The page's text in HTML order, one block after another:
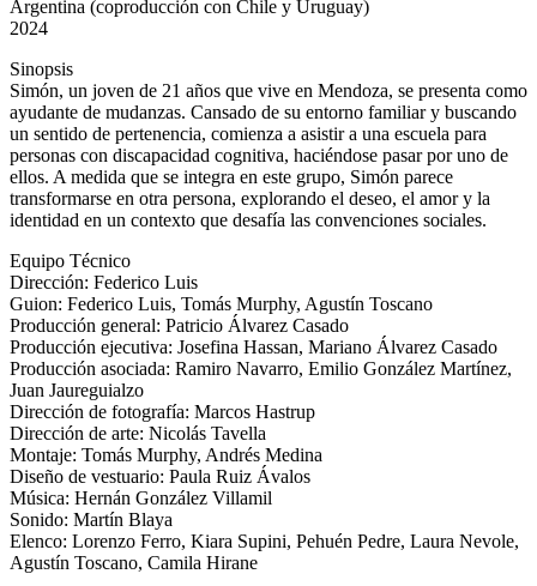
Argentina (coproducción con Chile y Uruguay)
2024
Sinopsis
Simón, un joven de 21 años que vive en Mendoza, se presenta como
ayudante de mudanzas. Cansado de su entorno familiar y buscando
un sentido de pertenencia, comienza a asistir a una escuela para
personas con discapacidad cognitiva, haciéndose pasar por uno de
ellos. A medida que se integra en este grupo, Simón parece
transformarse en otra persona, explorando el deseo, el amor y la
identidad en un contexto que desafía las convenciones sociales.
Equipo Técnico
Dirección: Federico Luis
Guion: Federico Luis, Tomás Murphy, Agustín Toscano
Producción general: Patricio Álvarez Casado
Producción ejecutiva: Josefina Hassan, Mariano Álvarez Casado
Producción asociada: Ramiro Navarro, Emilio González Martínez,
Juan Jaureguialzo
Dirección de fotografía: Marcos Hastrup
Dirección de arte: Nicolás Tavella
Montaje: Tomás Murphy, Andrés Medina
Diseño de vestuario: Paula Ruiz Ávalos
Música: Hernán González Villamil
Sonido: Martín Blaya
Elenco: Lorenzo Ferro, Kiara Supini, Pehuén Pedre, Laura Nevole,
Agustín Toscano, Camila Hirane